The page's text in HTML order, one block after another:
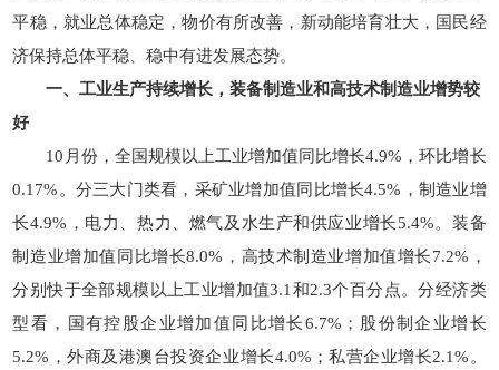
平稳，就业总体稳定，物价有所改善，新动能培育壮大，国民经
济保持总体平稳、稳中有进发展态势。
一、工业生产持续增长，装备制造业和高技术制造业增势较
好
10月份，全国规模以上工业增加值同比增长4.9%，环比增长
0.17%。分三大门类看，采矿业增加值同比增长4.5%，制造业增
长4.9%，电力、热力、燃气及水生产和供应业增长5.4%。装备
制造业增加值同比增长8.0%，高技术制造业增加值增长7.2%，
分别快于全部规模以上工业增加值3.1和2.3个百分点。分经济类
型看，国有控股企业增加值同比增长6.7%；股份制企业增长
5.2%，外商及港澳台投资企业增长4.0%；私营企业增长2.1%。